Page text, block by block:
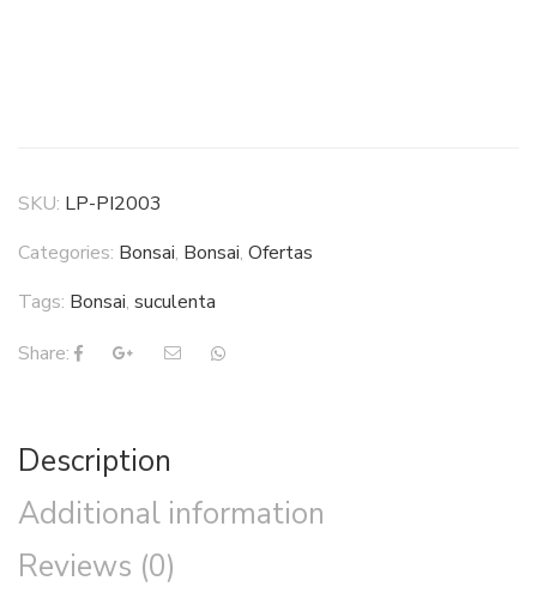
SKU: LP-PI2003
Categories: Bonsai, Bonsai, Ofertas
Tags: Bonsai, suculenta
Share:
Description
Additional information
Reviews (0)